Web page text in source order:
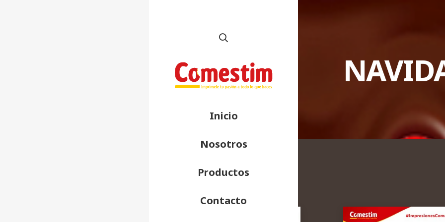
Inicio
Nosotros
Productos
Contacto